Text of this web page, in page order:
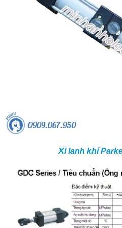
Xi lanh khí